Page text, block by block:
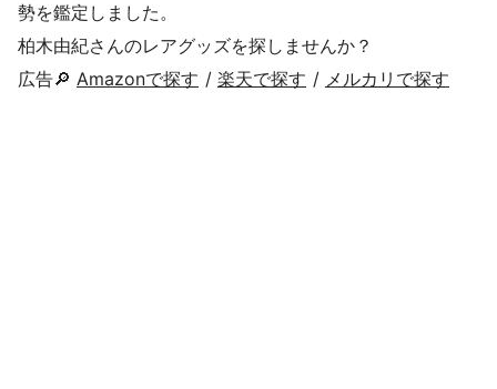
勢を鑑定しました。
柏木由紀さんのレアグッズを探しませんか？
広告🔎 Amazonで探す / 楽天で探す / メルカリで探す